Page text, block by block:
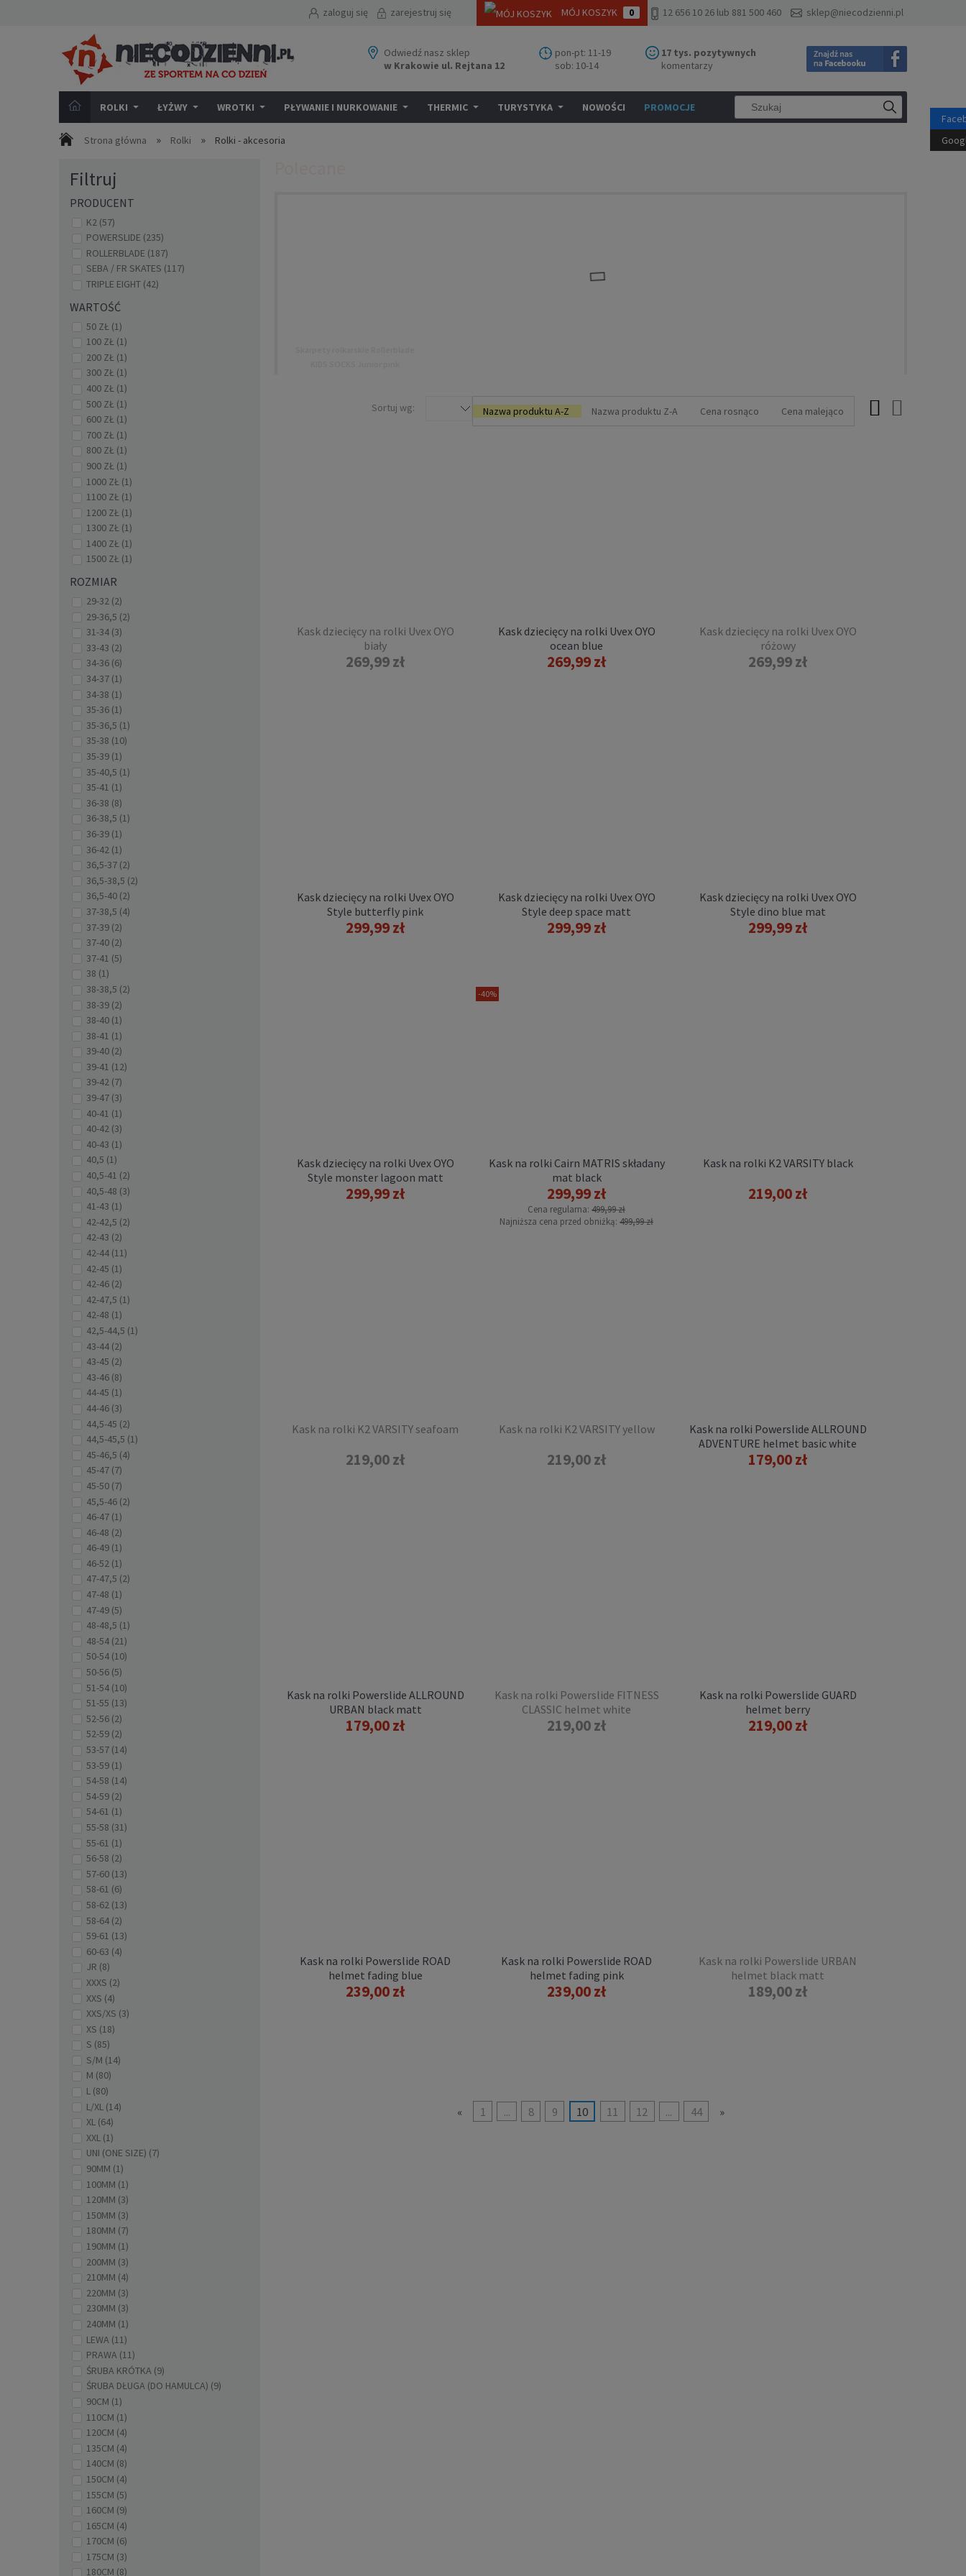
12 656 10 26 lub 881 500 460 sklep@niecodzienni.pl
MÓJ KOSZYK 0
zaloguj się zarejestruj się
Odwiedź nasz sklep
w Krakowie ul. Rejtana 12
pon-pt: 11-19
sob: 10-14
17 tys. pozytywnych
komentarzy
ROLKI ŁYŻWY WROTKI PŁYWANIE I NURKOWANIE THERMIC TURYSTYKA NOWOŚCI PROMOCJE
Strona główna » Rolki » Rolki - akcesoria
Filtruj
PRODUCENT
K2 (57)
POWERSLIDE (235)
ROLLERBLADE (187)
SEBA / FR SKATES (117)
TRIPLE EIGHT (42)
WARTOŚĆ
50 ZŁ (1)
100 ZŁ (1)
200 ZŁ (1)
300 ZŁ (1)
400 ZŁ (1)
500 ZŁ (1)
600 ZŁ (1)
700 ZŁ (1)
800 ZŁ (1)
900 ZŁ (1)
1000 ZŁ (1)
1100 ZŁ (1)
1200 ZŁ (1)
1300 ZŁ (1)
1400 ZŁ (1)
1500 ZŁ (1)
ROZMIAR
29-32 (2)
29-36,5 (2)
31-34 (3)
33-43 (2)
34-36 (6)
34-37 (1)
34-38 (1)
35-36 (1)
35-36,5 (1)
35-38 (10)
35-39 (1)
35-40,5 (1)
35-41 (1)
36-38 (8)
36-38,5 (1)
36-39 (1)
36-42 (1)
36,5-37 (2)
36,5-38,5 (2)
36,5-40 (2)
37-38,5 (4)
37-39 (2)
37-40 (2)
37-41 (5)
38 (1)
38-38,5 (2)
38-39 (2)
38-40 (1)
38-41 (1)
39-40 (2)
39-41 (12)
39-42 (7)
39-47 (3)
40-41 (1)
40-42 (3)
40-43 (1)
40,5 (1)
40,5-41 (2)
40,5-48 (3)
41-43 (1)
42-42,5 (2)
42-43 (2)
42-44 (11)
42-45 (1)
42-46 (2)
42-47,5 (1)
42-48 (1)
42,5-44,5 (1)
43-44 (2)
43-45 (2)
43-46 (8)
44-45 (1)
44-46 (3)
44,5-45 (2)
44,5-45,5 (1)
45-46,5 (4)
45-47 (7)
45-50 (7)
45,5-46 (2)
46-47 (1)
46-48 (2)
46-49 (1)
46-52 (1)
47-47,5 (2)
47-48 (1)
47-49 (5)
48-48,5 (1)
48-54 (21)
50-54 (10)
50-56 (5)
51-54 (10)
51-55 (13)
52-56 (2)
52-59 (2)
53-57 (14)
53-59 (1)
54-58 (14)
54-59 (2)
54-61 (1)
55-58 (31)
55-61 (1)
56-58 (2)
57-60 (13)
58-61 (6)
58-62 (13)
58-64 (2)
59-61 (13)
60-63 (4)
JR (8)
XXXS (2)
XXS (4)
XXS/XS (3)
XS (18)
S (85)
S/M (14)
M (80)
L (80)
L/XL (14)
XL (64)
XXL (1)
UNI (ONE SIZE) (7)
90MM (1)
100MM (1)
120MM (3)
150MM (3)
180MM (7)
190MM (1)
200MM (3)
210MM (4)
220MM (3)
230MM (3)
240MM (1)
LEWA (11)
PRAWA (11)
ŚRUBA KRÓTKA (9)
ŚRUBA DŁUGA (DO HAMULCA) (9)
90CM (1)
110CM (1)
120CM (4)
135CM (4)
140CM (8)
150CM (4)
155CM (5)
160CM (9)
165CM (4)
170CM (6)
175CM (3)
180CM (8)
12,00 zł
DO KOSZYKA
129,00 zł
DO KOSZYKA
DO KOSZYKA
DO KOSZYKA
Sortuj wg: Nazwa produktu A-Z Nazwa produktu Z-A Cena rosnąco Cena malejąco
Kask dziecięcy na rolki Uvex OYO
biały
269,99 zł
Kask dziecięcy na rolki Uvex OYO
ocean blue
269,99 zł
Kask dziecięcy na rolki Uvex OYO
różowy
269,99 zł
Kask dziecięcy na rolki Uvex OYO
Style butterfly pink
299,99 zł
Kask dziecięcy na rolki Uvex OYO
Style deep space matt
299,99 zł
Kask dziecięcy na rolki Uvex OYO
Style dino blue mat
299,99 zł
Kask dziecięcy na rolki Uvex OYO
Style monster lagoon matt
299,99 zł
Kask na rolki Cairn MATRIS składany
mat black
299,99 zł
Cena regularna: 499,99 zł
Najniższa cena przed obniżką: 499,99 zł
-40%
Kask na rolki K2 VARSITY black
219,00 zł
Kask na rolki K2 VARSITY seafoam
219,00 zł
Kask na rolki K2 VARSITY yellow
219,00 zł
Kask na rolki Powerslide ALLROUND
ADVENTURE helmet basic white
179,00 zł
Kask na rolki Powerslide ALLROUND
URBAN black matt
179,00 zł
Kask na rolki Powerslide FITNESS
CLASSIC helmet white
219,00 zł
Kask na rolki Powerslide GUARD
helmet berry
219,00 zł
Kask na rolki Powerslide ROAD
helmet fading blue
239,00 zł
Kask na rolki Powerslide ROAD
helmet fading pink
239,00 zł
Kask na rolki Powerslide URBAN
helmet black matt
189,00 zł
« 1 ... 8 9 10 11 12 ... 44 »